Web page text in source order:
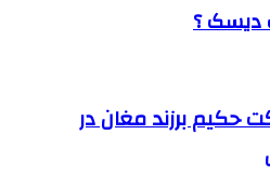
دیسک ؟
برزند مغان در